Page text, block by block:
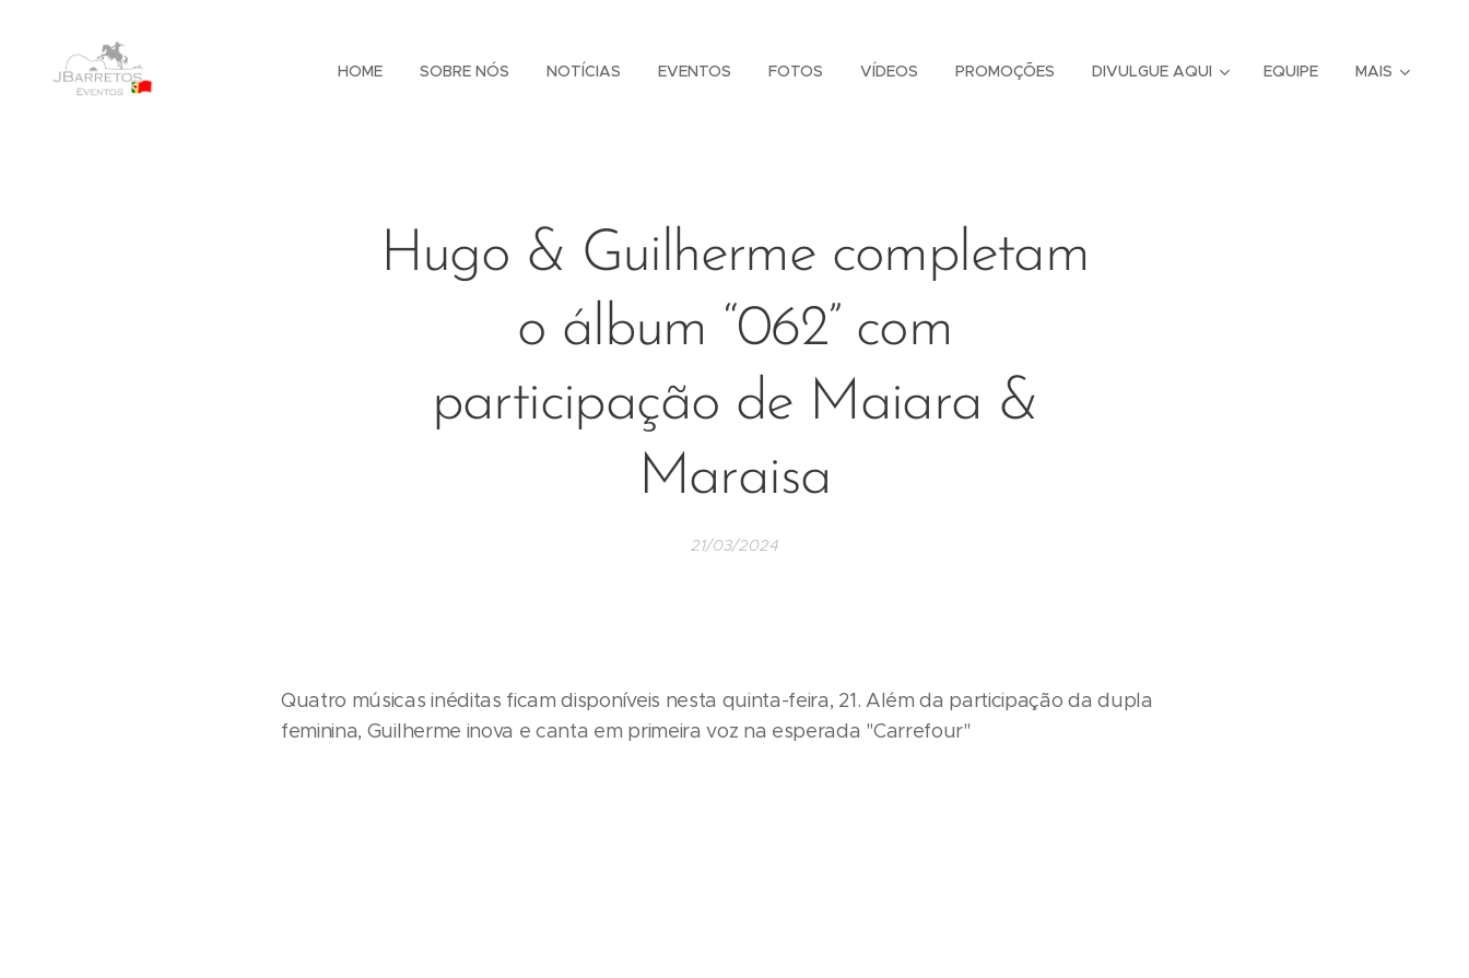
HOME SOBRE NÓS NOTÍCIAS EVENTOS FOTOS VÍDEOS PROMOÇÕES DIVULGUE AQUI EQUIPE MAIS
Hugo & Guilherme completam
o álbum “062” com
participação de Maiara &
Maraisa
21/03/2024
Quatro músicas inéditas ficam disponíveis nesta quinta-feira, 21. Além da participação da dupla
feminina, Guilherme inova e canta em primeira voz na esperada "Carrefour"